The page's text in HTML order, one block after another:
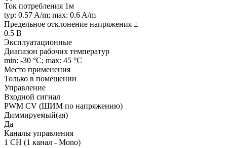
Ток потребления 1м
typ: 0.57 A/m; max: 0.6 A/m
Предельное отклонение напряжения ±
0.5 В
Эксплуатационные
Диапазон рабочих температур
min: -30 °C; max: 45 °C
Место применения
Только в помещении
Управление
Входной сигнал
PWM СV (ШИМ по напряжению)
Диммируемый(ая)
Да
Каналы управления
1 CH (1 канал - Mono)